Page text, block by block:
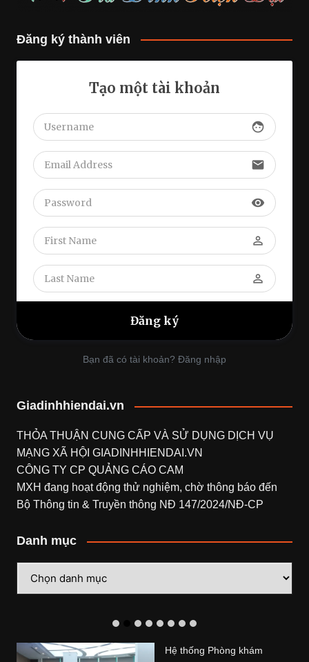
Đăng ký thành viên
Tạo một tài khoản
face
email
visibility
perm_identity
perm_identity
Bạn đã có tài khoản? Đăng nhập
Giadinhhiendai.vn
THỎA THUẬN CUNG CẤP VÀ SỬ DỤNG DỊCH VỤ
MẠNG XÃ HỘI GIADINHHIENDAI.VN
CÔNG TY CP QUẢNG CÁO CAM
MXH đang hoạt động thử nghiệm, chờ thông báo đến
Bộ Thông tin & Truyền thông NĐ 147/2024/NĐ-CP
Danh mục
mục
Công ty TNHH Bảo hiểm